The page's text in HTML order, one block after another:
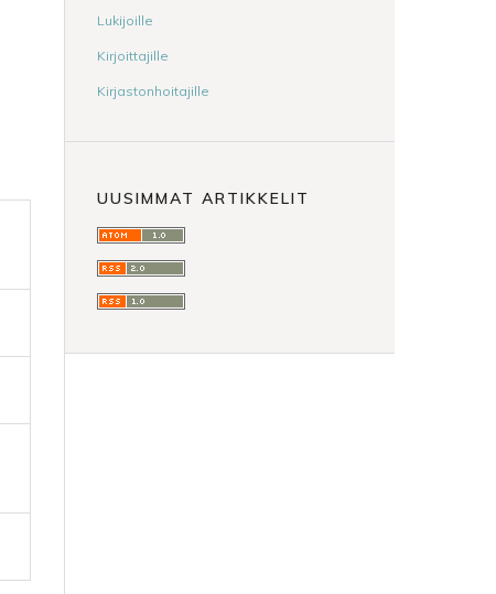
Lukijoille
Kirjoittajille
Kirjastonhoitajille
UUSIMMAT ARTIKKELIT